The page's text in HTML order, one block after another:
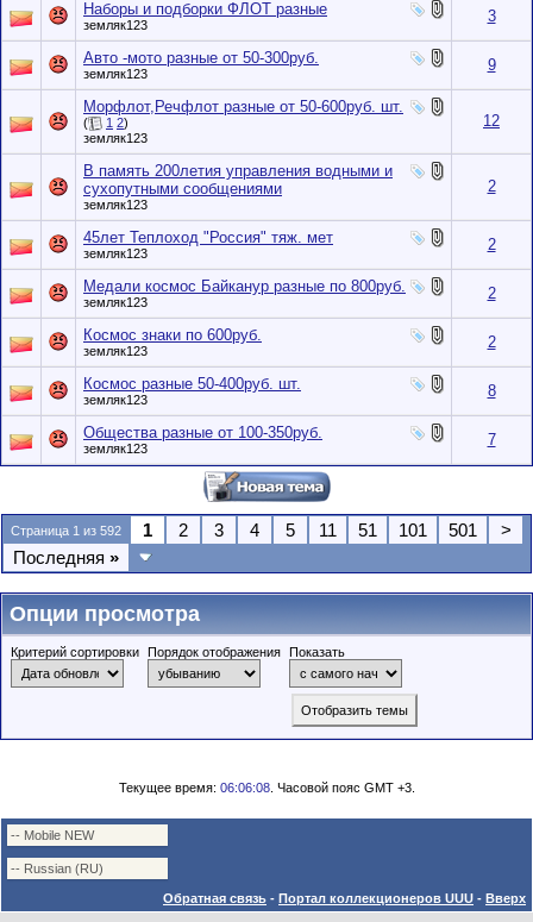
Наборы и подборки ФЛОТ разные
земляк123 3
Авто -мото разные от 50-300руб.
земляк123 9
Морфлот,Речфлот разные от 50-600руб. шт.
( 1 2)
земляк123
12
В память 200летия управления водными и
сухопутными сообщениями
земляк123
2
45лет Теплоход "Россия" тяж. мет
земляк123 2
Медали космос Байканур разные по 800руб.
земляк123 2
Космос знаки по 600руб.
земляк123 2
Космос разные 50-400руб. шт.
земляк123 8
Общества разные от 100-350руб.
земляк123 7
Страница 1 из 592 1 2 3 4 5 11 51 101 501
>
Последняя »
Опции просмотра
Критерий сортировки Порядок отображения Показать
Текущее время: 06:06:08. Часовой пояс GMT +3.
Обратная связь - Портал коллекционеров UUU - Вверх